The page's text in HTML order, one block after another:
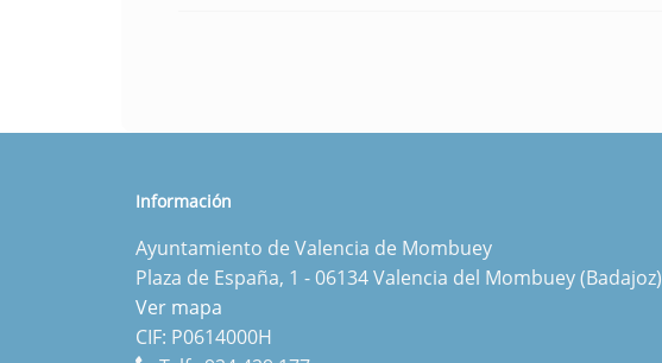
Información
Ayuntamiento de Valencia de Mombuey
Plaza de España, 1 - 06134 Valencia del Mombuey (Badajoz)
Ver mapa
CIF: P0614000H